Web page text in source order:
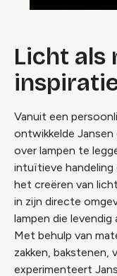
Licht als
Vanuit een
ontwikkelde
over lampen te
intuïtieve
het creëren van
in zijn directe
lampen die levendig
Met behulp van
zakken, bakstenen,
experimenteert